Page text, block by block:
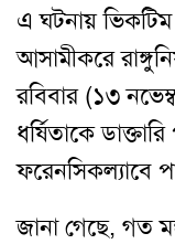
এ ঘটনায় ভিকটিম
আসামীকরে
রবিবার (১৩
ধর্ষিতাকে
ফরেনসিকল্যাবে
জানা গেছে, গত